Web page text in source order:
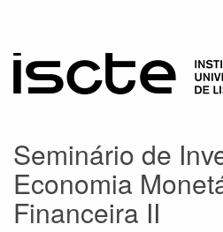
Seminário de
Economia
Financeira II